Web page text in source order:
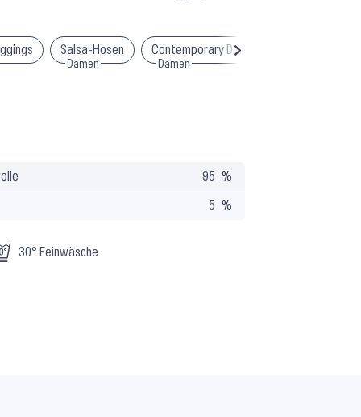
Salsa-Hosen
Damen
Contemporary Dance Hosen
Damen
95
5
30° Feinwäsche